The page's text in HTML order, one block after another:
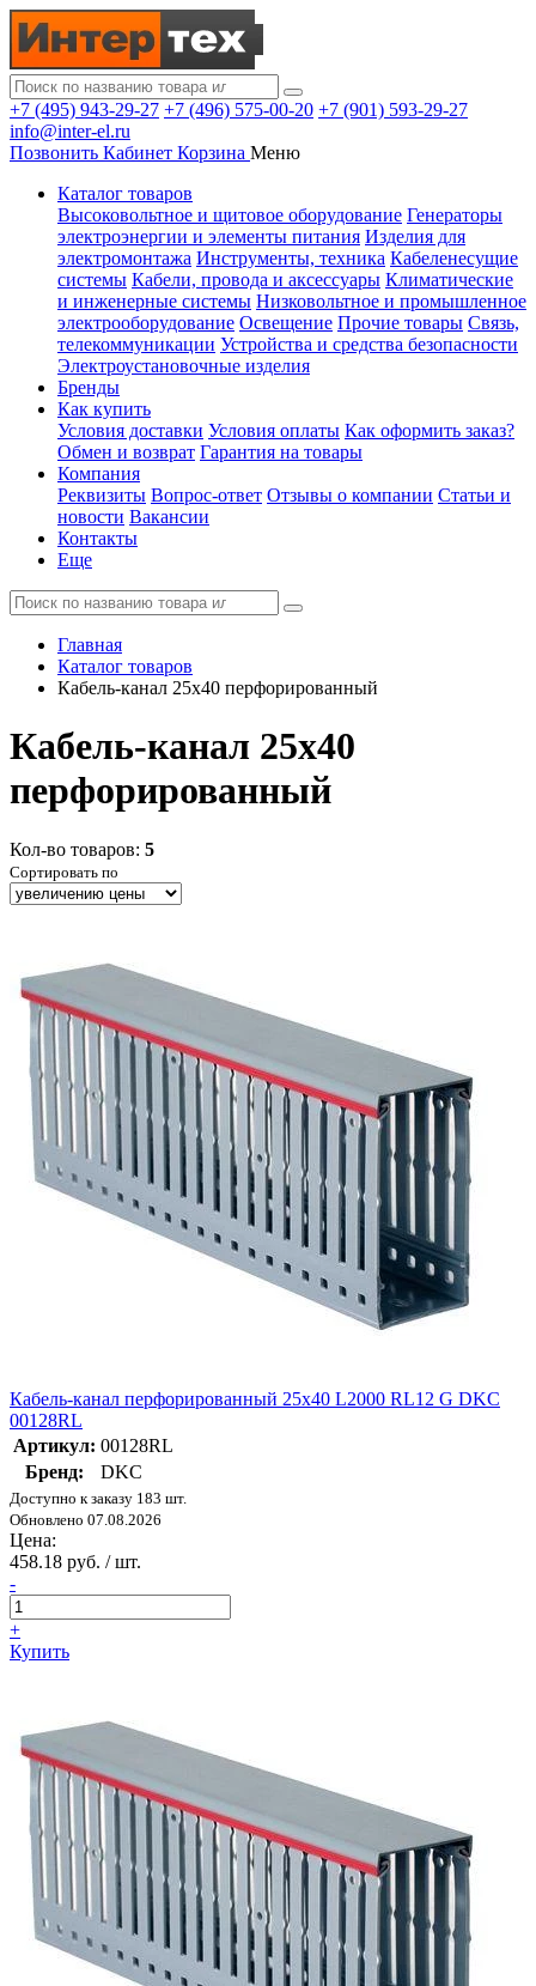
+7 (495) 943-29-27 +7 (496) 575-00-20 +7 (901) 593-29-27
info@inter-el.ru
Позвонить Кабинет Корзина Меню
Каталог товаров
Высоковольтное и щитовое оборудование Генераторы
электроэнергии и элементы питания Изделия для
электромонтажа Инструменты, техника Кабеленесущие
системы Кабели, провода и аксессуары Климатические
и инженерные системы Низковольтное и промышленное
электрооборудование Освещение Прочие товары Связь,
телекоммуникации Устройства и средства безопасности
Электроустановочные изделия
Бренды
Как купить
Условия доставки Условия оплаты Как оформить заказ?
Обмен и возврат Гарантия на товары
Компания
Реквизиты Вопрос-ответ Отзывы о компании Статьи и
новости Вакансии
Контакты
Еще
Главная
Каталог товаров
Кабель-канал 25х40 перфорированный
Кабель-канал 25х40
перфорированный
Кол-во товаров: 5
Сортировать по
Кабель-канал перфорированный 25х40 L2000 RL12 G DKC
00128RL
Артикул: 00128RL
Бренд:
DKC
Доступно к заказу 183 шт.
Обновлено 07.08.2026
Цена:
458.18 руб. / шт.
-
+
Купить